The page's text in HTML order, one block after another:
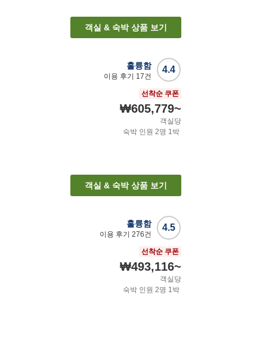
객실 & 숙박 상품 보기
4.4
훌륭함
이용 후기 17건
선착순 쿠폰
₩605,779~
객실당
숙박 인원 2명 1박
객실 & 숙박 상품 보기
4.5
훌륭함
이용 후기 276건
선착순 쿠폰
₩493,116~
객실당
숙박 인원 2명 1박